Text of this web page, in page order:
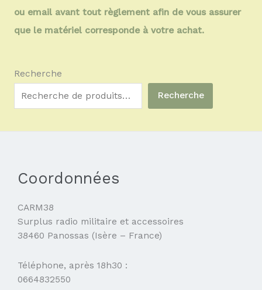
ou email avant tout règlement afin de vous assurer
que le matériel corresponde à votre achat.
Recherche
Recherche
Coordonnées
CARM38
Surplus radio militaire et accessoires
38460 Panossas (Isère – France)
Téléphone, après 18h30 :
0664832550